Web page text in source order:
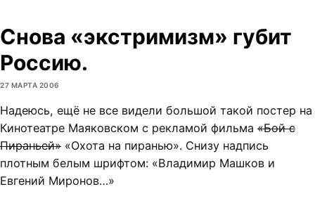
Снова «экстримизм» губит
Россию.
27 МАРТА 2006
Надеюсь, ещё не все видели большой такой постер на
Кинотеатре Маяковском с рекламой фильма «Бой с
Пираньей» «Охота на пиранью». Снизу надпись
плотным белым шрифтом: «Владимир Машков и
Евгений Миронов…»